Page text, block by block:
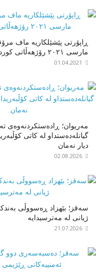
ڕاپۆرتی پێشێلکاریە ماف
مارسی ٢٠٢١ رۆژهەڵاتی کوردستان
01.04.2021
مەریوان؛ ڕادەستکردنەوەی
گیانلەدەستداو لە کاتی
دیار نەمان
02.08.2026
سەقز؛ بێهزاد ڕەسووڵی
ژیانی لە مەترسیدایە
21.07.2026